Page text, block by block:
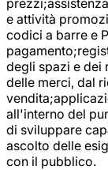
e attività
codici a barre e
degli spazi e dei
delle merci, dal
all'interno del
di sviluppare
ascolto delle
con il pubblico.